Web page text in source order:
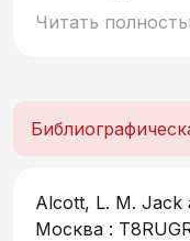
сказочная книга
Манот и Дженни
Однажды в
переплёт…
оригинале!
Читать
Alcott, L. M.
Москва :